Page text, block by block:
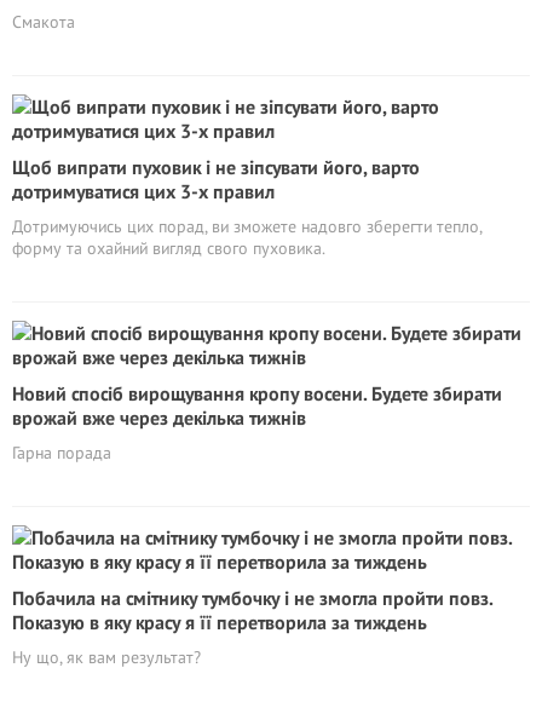
Смакота
Щоб випрати пуховик і не зіпсувати його, варто
дотримуватися цих 3-х правил
Дотримуючись цих порад, ви зможете надовго зберегти тепло,
форму та охайний вигляд свого пуховика.
Новий спосіб вирощування кропу восени. Будете збирати
врожай вже через декілька тижнів
Гарна порада
Побачила на смітнику тумбочку і не змогла пройти повз.
Показую в яку красу я її перетворила за тиждень
Ну що, як вам результат?